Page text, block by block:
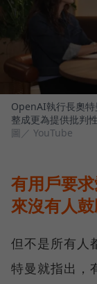
OpenAI執行長奧特
整成更為提供批判
圖／ YouTube
有用戶要
來沒有人鼓
但不是所有人
特曼就指出，